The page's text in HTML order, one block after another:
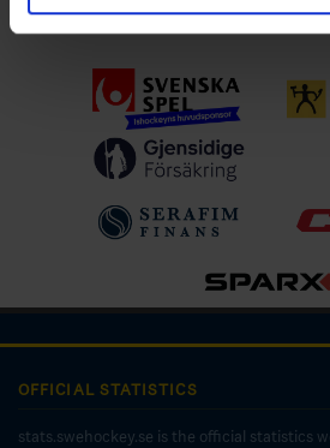
OFFICIAL STATISTICS
stats.swehockey.se is the official statistics